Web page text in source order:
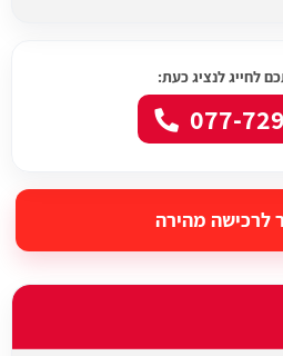
לחייג לנציג כעת:
077-
לרכישה מהירה